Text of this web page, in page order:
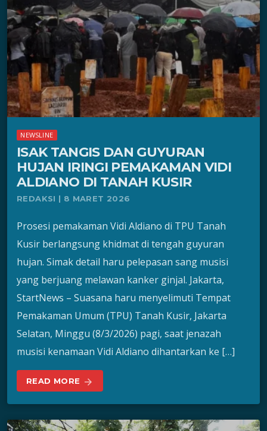
NEWSLINE
ISAK TANGIS DAN GUYURAN
HUJAN IRINGI PEMAKAMAN VIDI
ALDIANO DI TANAH KUSIR
REDAKSI | 8 MARET 2026
Prosesi pemakaman Vidi Aldiano di TPU Tanah
Kusir berlangsung khidmat di tengah guyuran
hujan. Simak detail haru pelepasan sang musisi
yang berjuang melawan kanker ginjal. Jakarta,
StartNews – Suasana haru menyelimuti Tempat
Pemakaman Umum (TPU) Tanah Kusir, Jakarta
Selatan, Minggu (8/3/2026) pagi, saat jenazah
musisi kenamaan Vidi Aldiano dihantarkan ke […]
READ MORE arrow_forward